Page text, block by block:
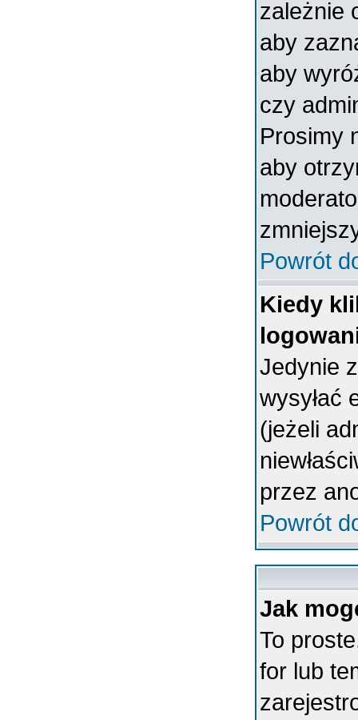
zależnie
aby
aby
czy
Prosimy
aby
Powrót
Kiedy
Jedynie
wysyłać
(jeżeli
przez
Powrót
Jak
To
for lub